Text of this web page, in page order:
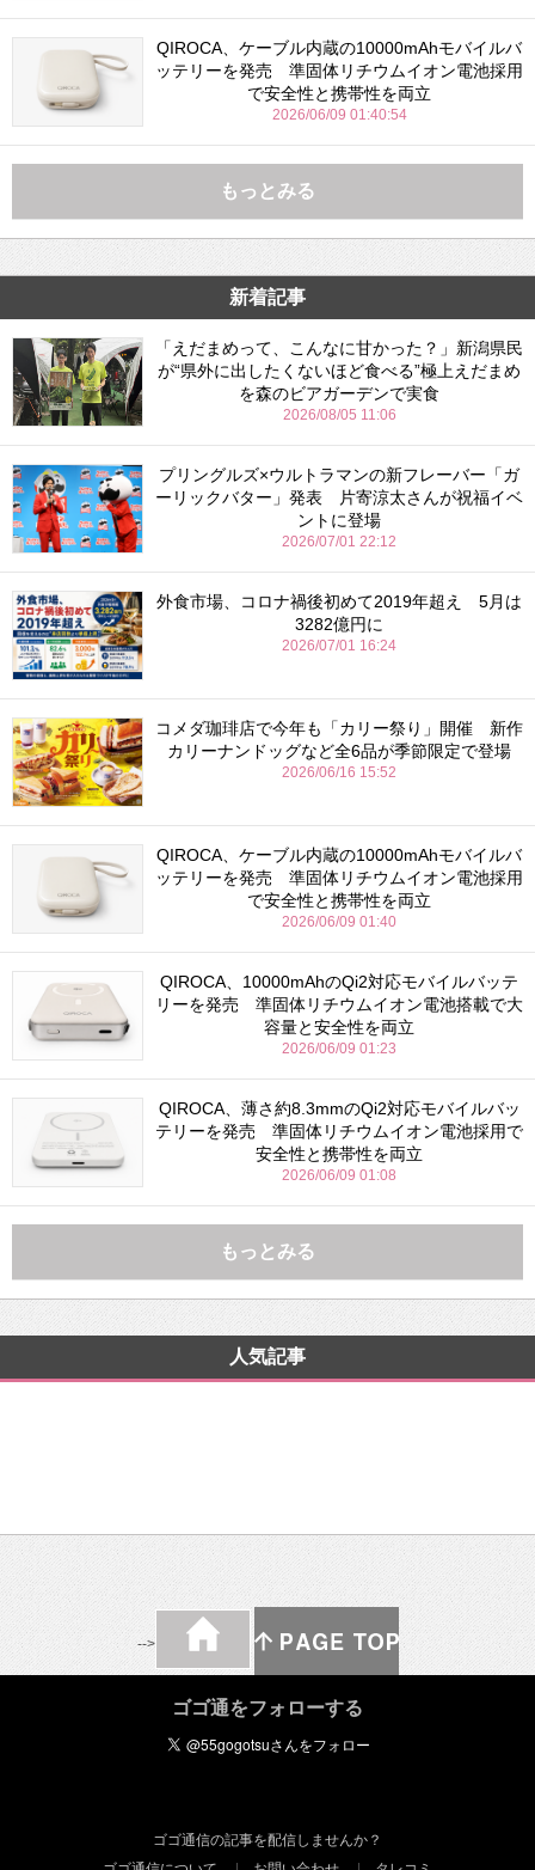
QIROCA、ケーブル内蔵の10000mAhモバイルバ
ッテリーを発売 準固体リチウムイオン電池採用
で安全性と携帯性を両立
2026/06/09 01:40:54
もっとみる
新着記事
「えだまめって、こんなに甘かった？」新潟県民
が“県外に出したくないほど食べる”極上えだまめ
を森のビアガーデンで実食
2026/08/05 11:06
プリングルズ×ウルトラマンの新フレーバー「ガ
ーリックバター」発表 片寄涼太さんが祝福イベ
ントに登場
2026/07/01 22:12
外食市場、コロナ禍後初めて2019年超え 5月は
3282億円に
2026/07/01 16:24
コメダ珈琲店で今年も「カリー祭り」開催 新作
カリーナンドッグなど全6品が季節限定で登場
2026/06/16 15:52
QIROCA、ケーブル内蔵の10000mAhモバイルバ
ッテリーを発売 準固体リチウムイオン電池採用
で安全性と携帯性を両立
2026/06/09 01:40
QIROCA、10000mAhのQi2対応モバイルバッテ
リーを発売 準固体リチウムイオン電池搭載で大
容量と安全性を両立
2026/06/09 01:23
QIROCA、薄さ約8.3mmのQi2対応モバイルバッ
テリーを発売 準固体リチウムイオン電池採用で
安全性と携帯性を両立
2026/06/09 01:08
もっとみる
人気記事
-->
ゴゴ通をフォローする
ゴゴ通信の記事を配信しませんか？